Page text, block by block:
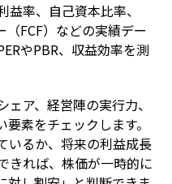
率、自己資本比率、
FCF）などの実績デー
やPBR、収益効率を測
ア、経営陣の実行力、
素をチェックします。
いるか、将来の利益成長
きれば、株価が一時的に